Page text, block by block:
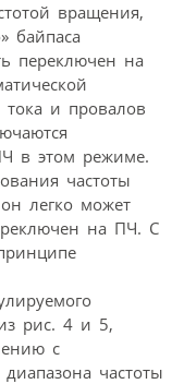
вращения,
байпаса
переключен на
тока и провалов
в этом режиме.
частоты
легко может
на ПЧ. С
рис. 4 и 5,
с
частоты